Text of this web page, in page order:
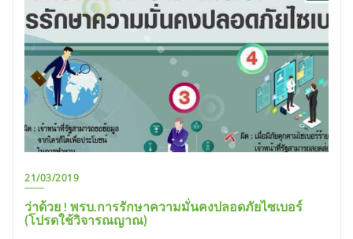
21/03/2019
ว่าด้วย ! พรบ.การรักษาความมั่นคงปลอดภัยไซเบอร์
(โปรดใช้วิจารณญาณ)